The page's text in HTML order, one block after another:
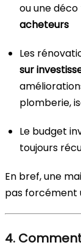
ou une
acheteurs
Les
sur
plomberie,
Le budget
toujours
En bref, une
pas forcément
4.